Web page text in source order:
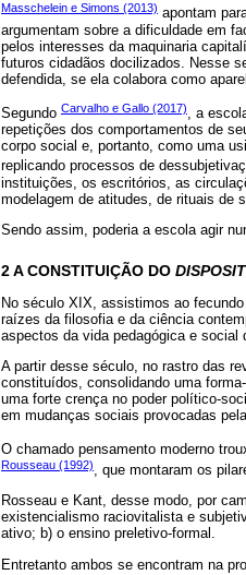
Masschelein e Simons (2013) apontam
argumentam sobre a dificuldade em
pelos interesses da maquinaria
futuros cidadãos docilizados. Nesse
defendida, se ela colabora como
Segundo Carvalho e Gallo (2017), a
repetições dos comportamentos de
corpo social e, portanto, como uma
replicando processos de
instituições, os escritórios, as
modelagem de atitudes, de rituais de
Sendo assim, poderia a escola agir
2 A CONSTITUIÇÃO DO
No século XIX, assistimos ao
raízes da filosofia e da ciência
aspectos da vida pedagógica e social
A partir desse século, no rastro das
constituídos, consolidando uma
uma forte crença no poder político-
em mudanças sociais provocadas
O chamado pensamento moderno
Rousseau (1992), que montaram os
Rosseau e Kant, desse modo, por
existencialismo raciovitalista e
ativo; b) o ensino preletivo-formal.
Entretanto ambos se encontram na